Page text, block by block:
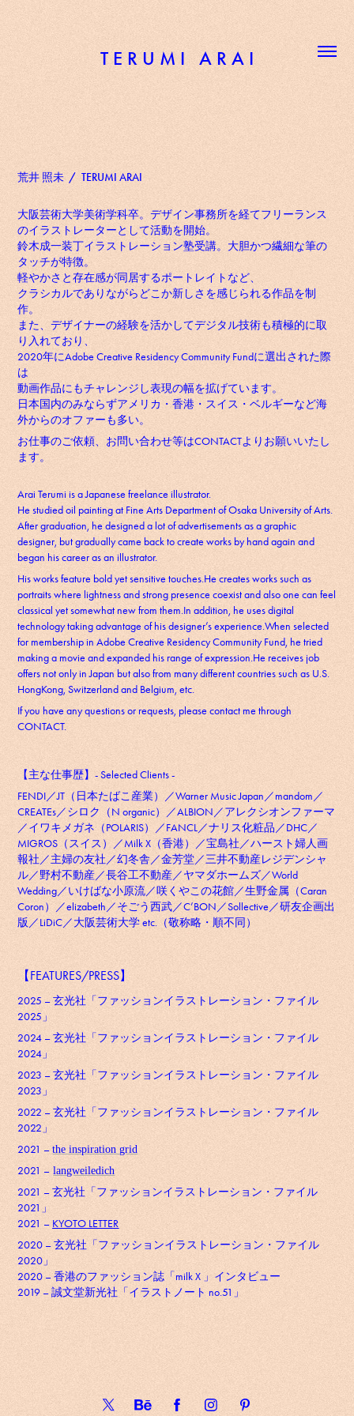
T E R U M I   A R A I
荒井 照未 / TERUMI ARAI
大阪芸術大学美術学科卒。デザイン事務所を経てフリーランス
のイラストレーターとして活動を開始。
鈴木成一装丁イラストレーション塾受講。 大胆かつ繊細な筆の
タッチが特徴。
軽やかさと存在感が同居するポートレイトなど、
クラシカルでありながらどこか新しさを感じられる作品を制
作。
また、デザイナーの経験を活かしてデジタル技術も積極的に取
り入れており、
2020年にAdobe Creative Residency Community Fundに選出された際
は
動画作品にもチャレンジし表現の幅を拡げています。
日本国内のみならずアメリカ・香港・スイス・ベルギーなど海
外からのオファーも多い。
お仕事のご依頼、お問い合わせ等はCONTACTよりお願いいたし
ます。
Arai Terumi is a Japanese freelance illustrator.
He studied oil painting at Fine Arts Department of Osaka University of Arts.
After graduation, he designed a lot of advertisements as a graphic
designer, but gradually came back to create works by hand again and
began his career as an illustrator.
His works feature bold yet sensitive touches.He creates works such as
portraits where lightness and strong presence coexist and also one can feel
classical yet somewhat new from them.In addition, he uses digital
technology taking advantage of his designer’s experience.When selected
for membership in Adobe Creative Residency Community Fund, he tried
making a movie and expanded his range of expression.He receives job
offers not only in Japan but also from many different countries such as U.S.
HongKong, Switzerland and Belgium, etc.
If you have any questions or requests, please contact me through
CONTACT.
【主な仕事歴】- Selected Clients -
FENDI／JT（日本たばこ産業）／Warner Music Japan／mandom／
CREATEs／シロク（N organic）／ALBION／アレクシオンファーマ
／イワキメガネ（POLARIS）／FANCL／ナリス化粧品／DHC／
MIGROS（スイス）／Milk X（香港）／宝島社／ハースト婦人画
報社／主婦の友社／幻冬舎／金芳堂／三井不動産レジデンシャ
ル／野村不動産／長谷工不動産／ヤマダホームズ／World
Wedding／いけばな小原流／咲くやこの花館／生野金属（Caran
Coron）／elizabeth／そごう西武／C’BON／Sollective／研友企画出
版／LiDiC／大阪芸術大学 etc.（敬称略・順不同）
【FEATURES/PRESS】
2025 – 玄光社「ファッションイラストレーション・ファイル
2025 」
2024 – 玄光社「ファッションイラストレーション・ファイル
2024」
2023 – 玄光社「ファッションイラストレーション・ファイル
2023」
2022 – 玄光社「ファッションイラストレーション・ファイル
2022」
2021 –the inspiration grid
2021 – langweiledich
2021 – 玄光社「ファッションイラストレーション・ファイル
2021」
2021 – KYOTO LETTER
2020 – 玄光社「ファッションイラストレーション・ファイル
2020」
2020 – 香港のファッション誌「milk X 」インタビュー
2019 – 誠文堂新光社「イラストノート no.51」